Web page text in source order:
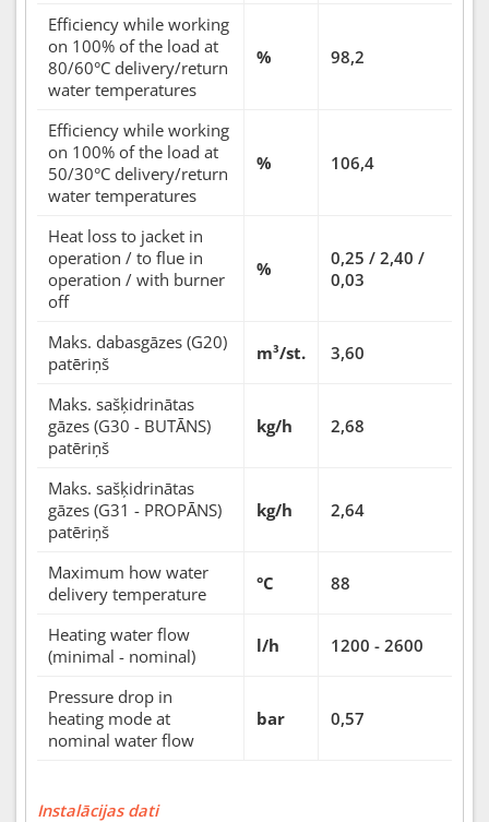
Efficiency while working
on 100% of the load at
80/60°C delivery/return
water temperatures
% 98,2
Efficiency while working
on 100% of the load at
50/30°C delivery/return
water temperatures
% 106,4
Heat loss to jacket in
operation / to flue in
operation / with burner
off
%
0,25 / 2,40 /
0,03
Maks. dabasgāzes (G20)
patēriņš
m³/st. 3,60
Maks. sašķidrinātas
gāzes (G30 - BUTĀNS)
patēriņš
kg/h 2,68
Maks. sašķidrinātas
gāzes (G31 - PROPĀNS)
patēriņš
kg/h 2,64
Maximum how water
delivery temperature
°C 88
Heating water flow
(minimal - nominal)
l/h 1200 - 2600
Pressure drop in
heating mode at
nominal water flow
bar 0,57
Instalācijas dati